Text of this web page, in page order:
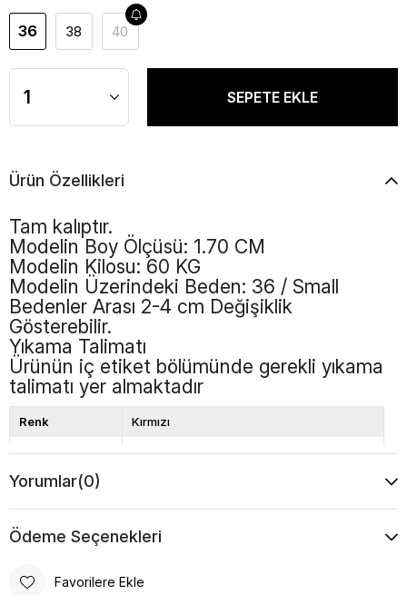
36 38 40
Ürün Özellikleri
Tam kalıptır.
Modelin Boy Ölçüsü: 1.70 CM
Modelin Kilosu: 60 KG
Modelin Üzerindeki Beden: 36 / Small
Bedenler Arası 2-4 cm Değişiklik
Gösterebilir.
Yıkama Talimatı
Ürünün iç etiket bölümünde gerekli yıkama
talimatı yer almaktadır
Renk Kırmızı
Desen Düz
Yorumlar(0)
Ödeme Seçenekleri
Favorilere Ekle